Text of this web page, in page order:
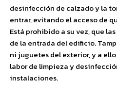
desinfección de calzado y la
entrar, evitando el acceso de
Está prohibido a su vez, que
de la entrada del edificio.
ni juguetes del exterior, y a
labor de limpieza y
instalaciones.